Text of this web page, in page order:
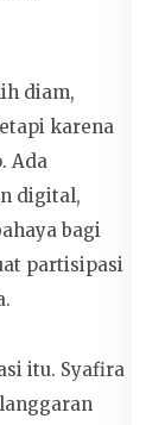
diam,
karena
Ada
digital,
bagi
partisipasi
itu. Syafira